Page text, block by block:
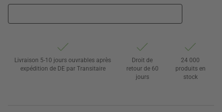
Livraison 5-10 jours ouvrables après
expédition de DE par Transitaire
Droit de
retour de 60
jours
24 000
produits en
stock